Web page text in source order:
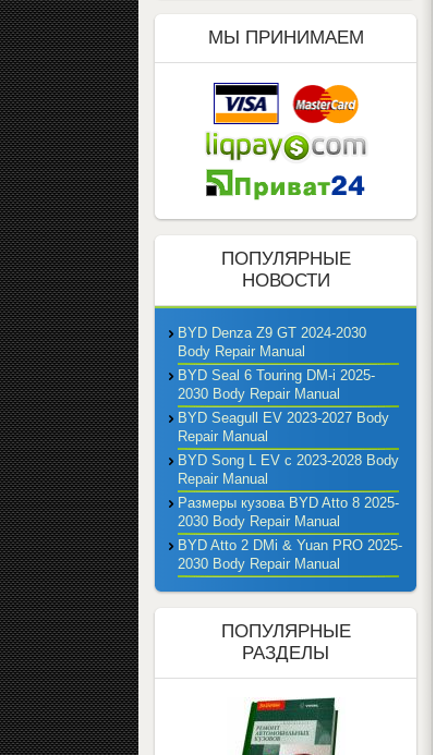
МЫ ПРИНИМАЕМ
ПОПУЛЯРНЫЕ
НОВОСТИ
BYD Denza Z9 GT 2024-2030
Body Repair Manual
BYD Seal 6 Touring DM-i 2025-
2030 Body Repair Manual
BYD Seagull EV 2023-2027 Body
Repair Manual
BYD Song L EV с 2023-2028 Body
Repair Manual
Размеры кузова BYD Atto 8 2025-
2030 Body Repair Manual
BYD Atto 2 DMi & Yuan PRO 2025-
2030 Body Repair Manual
ПОПУЛЯРНЫЕ
РАЗДЕЛЫ